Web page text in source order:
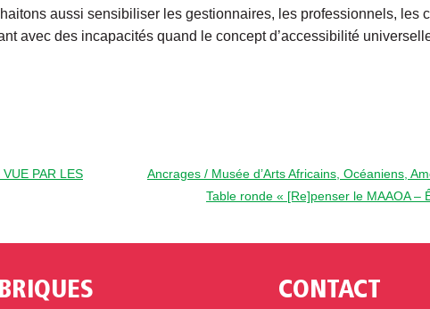
aussi sensibiliser les gestionnaires, les professionnels, les
avec des incapacités quand le concept d’accessibilité
PAR LES
Ancrages / Musée d’Arts Africains, Océaniens,
Table ronde « [Re]penser le MAAOA
CONTACT